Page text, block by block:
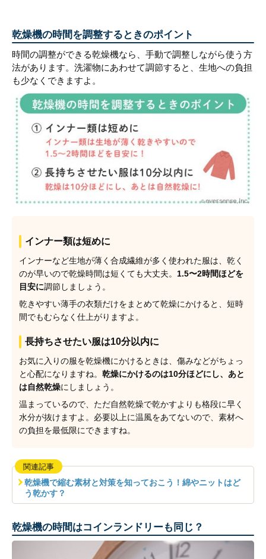
乾燥機の時間を調整するときのポイント
時間の調整ができる乾燥機なら、手動で調整しながら使う方
法があります。洗濯物にあわせて調節すると、生地への負担
も少なくできますよ。
インナー類は短めに
インナーなど生地が薄く合成繊維が多く使われた服は、乾く
のが早いので乾燥時間は短くても大丈夫。 1.5〜2時間ほどを
目安に調節しましょう。
乾きやすい薄手の衣類だけをまとめて乾燥にかけると、短時
間でもむらなく仕上がりますよ。
長持ちさせたい服は10分以内に
お気に入りの服を乾燥機にかけるときは、傷みなどがちょっ
と心配になりますね。 乾燥にかけるのは10分ほどにし、あと
は自然乾燥にしましょう。
温まっているので、ただ自然乾燥で乾かすよりも格段に早く
水分が抜けますよ。必要以上に温風をあてないので、素材へ
の負担を最低限にできますね。
関連記事
乾燥機で縮む素材と対策を知っておこう！綿やニットはど
う乾かす？
乾燥機の時間はコインランドリーも同じ？